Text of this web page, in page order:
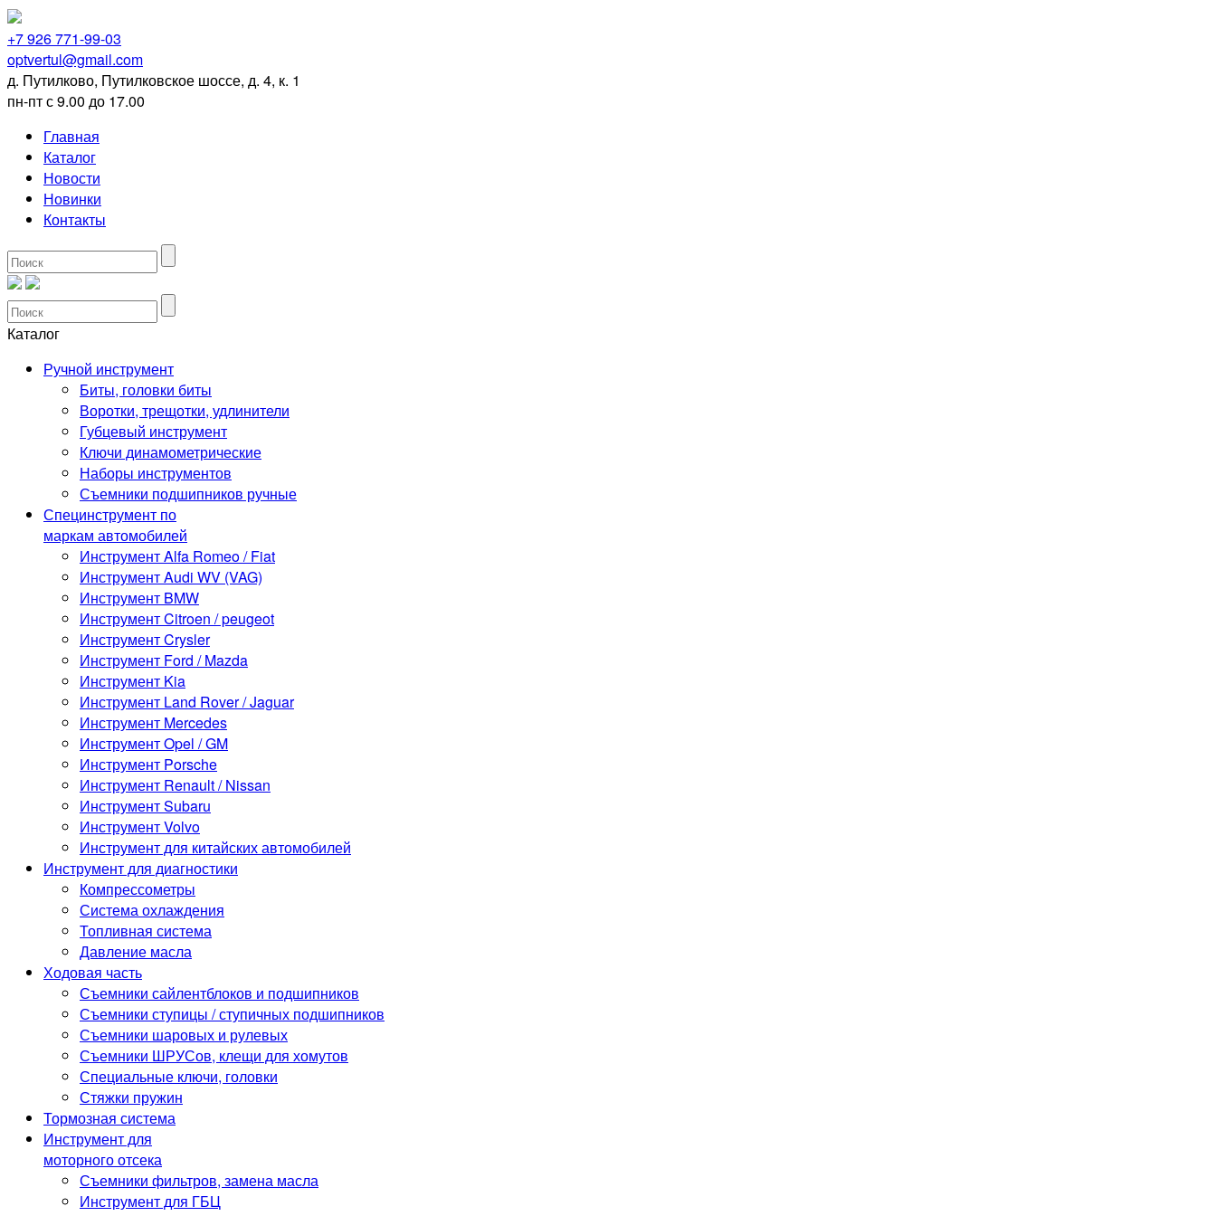
+7 926 771-99-03
optvertul@gmail.com
д. Путилково, Путилковское шоссе, д. 4, к. 1
пн-пт с 9.00 до 17.00
Главная
Каталог
Новости
Новинки
Контакты
Каталог
Ручной инструмент
Биты, головки биты
Воротки, трещотки, удлинители
Губцевый инструмент
Ключи динамометрические
Наборы инструментов
Съемники подшипников ручные
Специнструмент по
маркам автомобилей
Инструмент Alfa Romeo / Fiat
Инструмент Audi WV (VAG)
Инструмент BMW
Инструмент Citroen / peugeot
Инструмент Crysler
Инструмент Ford / Mazda
Инструмент Kia
Инструмент Land Rover / Jaguar
Инструмент Mercedes
Инструмент Opel / GM
Инструмент Porsche
Инструмент Renault / Nissan
Инструмент Subaru
Инструмент Volvo
Инструмент для китайских автомобилей
Инструмент для диагностики
Компрессометры
Система охлаждения
Топливная система
Давление масла
Ходовая часть
Съемники сайлентблоков и подшипников
Съемники ступицы / ступичных подшипников
Съемники шаровых и рулевых
Съемники ШРУСов, клещи для хомутов
Специальные ключи, головки
Стяжки пружин
Тормозная система
Инструмент для
моторного отсека
Съемники фильтров, замена масла
Инструмент для ГБЦ